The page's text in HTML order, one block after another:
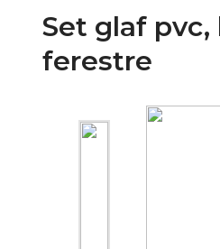
Set glaf
ferestre